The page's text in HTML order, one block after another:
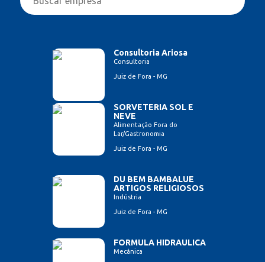
Consultoria Ariosa
Consultoria
Juiz de Fora - MG
SORVETERIA SOL E
NEVE
Alimentação Fora do
Lar/Gastronomia
Juiz de Fora - MG
DU BEM BAMBALUE
ARTIGOS RELIGIOSOS
Indústria
Juiz de Fora - MG
FORMULA HIDRAULICA
Mecânica